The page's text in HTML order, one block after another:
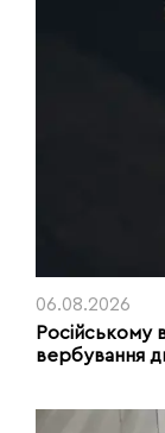
06.08.2026
Російському
вербування